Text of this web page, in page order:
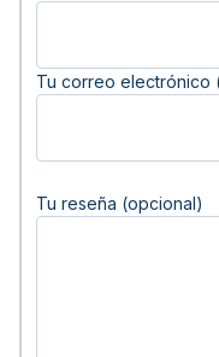
Tu correo electrónico
Tu reseña (opcional)